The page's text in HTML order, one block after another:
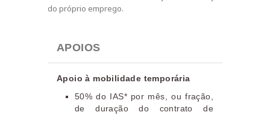
do próprio emprego.
APOIOS
Apoio à mobilidade temporária
50% do IAS* por mês, ou fração,
de duração do contrato de